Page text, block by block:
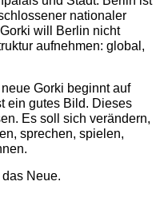
nationaler
will Berlin nicht
aufnehmen: global,
Gorki beginnt auf
ein gutes Bild. Dieses
Es soll sich verändern,
sprechen, spielen,
Neue.